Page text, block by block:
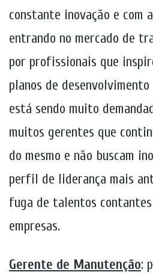
constante inovação e com
entrando no mercado de
por profissionais que
planos de
está sendo muito
muitos gerentes que
do mesmo e não buscam
perfil de liderança mais
fuga de talentos
empresas.
Gerente de Manutenção: